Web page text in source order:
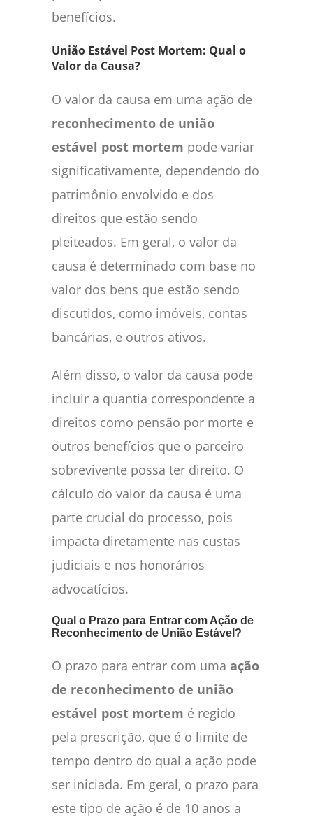
benefícios.
União Estável Post Mortem: Qual o
Valor da Causa?
O valor da causa em uma ação de
reconhecimento de união
estável post mortem pode variar
significativamente, dependendo do
patrimônio envolvido e dos
direitos que estão sendo
pleiteados. Em geral, o valor da
causa é determinado com base no
valor dos bens que estão sendo
discutidos, como imóveis, contas
bancárias, e outros ativos.
Além disso, o valor da causa pode
incluir a quantia correspondente a
direitos como pensão por morte e
outros benefícios que o parceiro
sobrevivente possa ter direito. O
cálculo do valor da causa é uma
parte crucial do processo, pois
impacta diretamente nas custas
judiciais e nos honorários
advocatícios.
Qual o Prazo para Entrar com Ação de
Reconhecimento de União Estável?
O prazo para entrar com uma ação
de reconhecimento de união
estável post mortem é regido
pela prescrição, que é o limite de
tempo dentro do qual a ação pode
ser iniciada. Em geral, o prazo para
este tipo de ação é de 10 anos a